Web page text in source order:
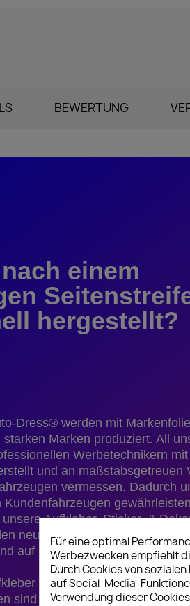
BEWERTUNG
einem
hergestellt?
Dress® werden mit
Marken produziert. All
Werbetechnikern
und an maßstabsgetreuen
vermessen. Dadurch
Aufkleber, Sticker, &
neusten Maschinen hergestellt
auf durchsichtige Transferfolie
kinderleicht und passend
sind unsere Folien
Für eine optimal
Werbezwecken empfiehlt
Durch Cookies von
auf Social-Media-
Verwendung dieser